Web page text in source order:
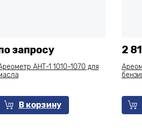
запросу
АНТ-1 1010-1070 для
В корзину
2